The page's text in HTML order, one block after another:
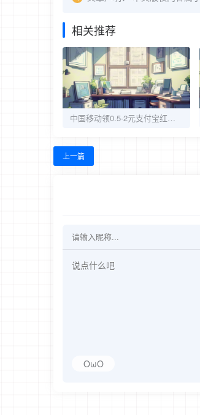
相关推荐
中国移动领0.5-2元支付宝红包和微信立减金
上一篇
OωO